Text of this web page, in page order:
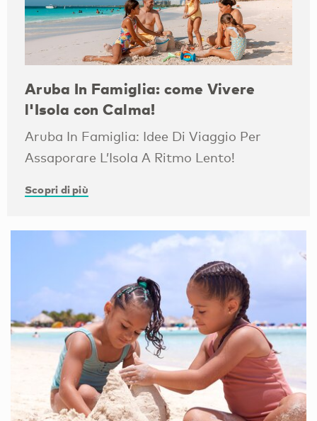
Aruba In Famiglia: come Vivere
l'Isola con Calma!
Aruba In Famiglia: Idee Di Viaggio Per
Assaporare L’Isola A Ritmo Lento!
Scopri di più